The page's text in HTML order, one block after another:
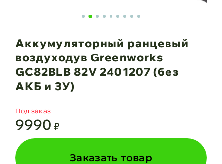
Аккумуляторный ранцевый
воздуходув Greenworks
GC82BLB 82V 2401207 (без
АКБ и ЗУ)
Под заказ
9990 ₽
Заказать товар